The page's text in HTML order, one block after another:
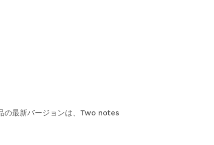
の最新バージョンは、Two notes